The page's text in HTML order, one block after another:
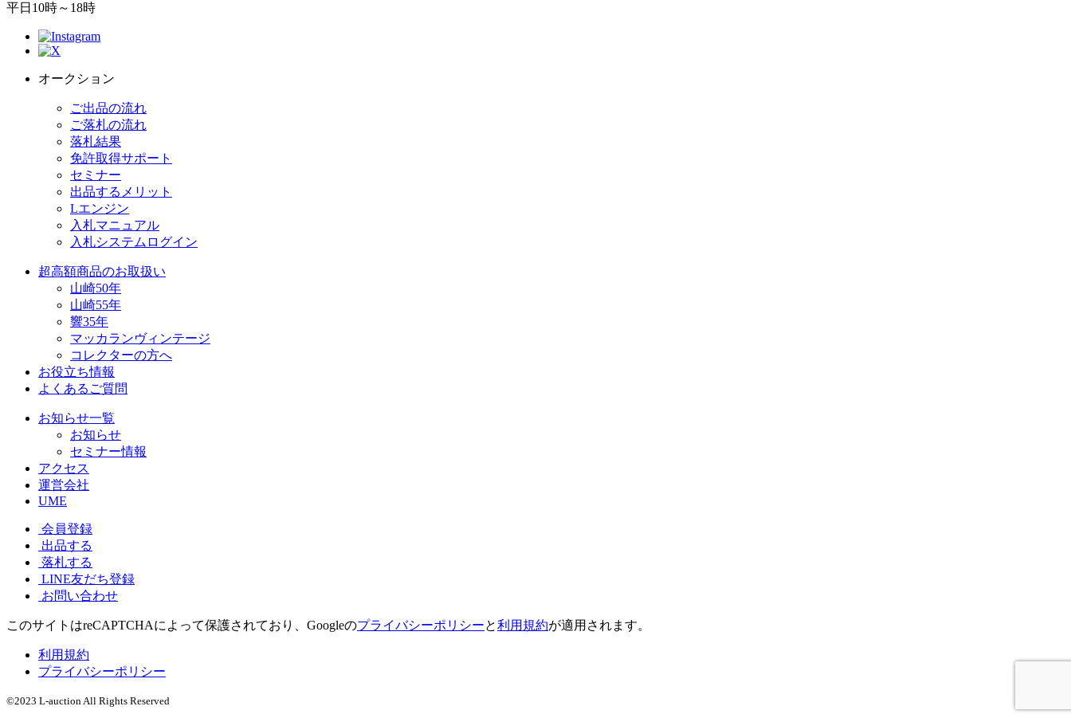
平日10時～18時
オークション
ご出品の流れ
ご落札の流れ
落札結果
免許取得サポート
セミナー
出品するメリット
Lエンジン
入札マニュアル
入札システムログイン
超高額商品のお取扱い
山崎50年
山崎55年
響35年
マッカランヴィンテージ
コレクターの方へ
お役立ち情報
よくあるご質問
お知らせ一覧
お知らせ
セミナー情報
アクセス
運営会社
UME
会員登録
出品する
落札する
LINE友だち登録
お問い合わせ
このサイトはreCAPTCHAによって保護されており、Googleのプライバシーポリシーと利用規約が適用されます。
利用規約
プライバシーポリシー
©2023 L-auction All Rights Reserved